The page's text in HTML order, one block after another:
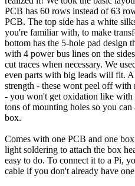
PCB has 60 rows instead of 63
PCB. The top side has a white
you're familiar with, to make
bottom has the 5-hole pad design
with 4 power bus lines on the
cut traces when necessary. We
even parts with big leads will fit.
strength - these wont peel off
- you won't get oxidation like with
tons of mounting holes so you
box.
Comes with one PCB and one
light soldering to attach the box
easy to do. To connect it to a Pi,
cable if you don't already have one